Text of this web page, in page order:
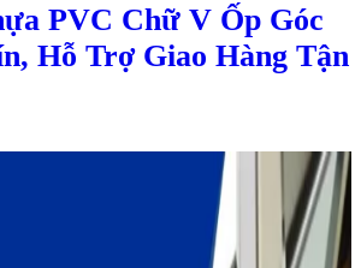
PVC Chữ V Ốp Góc
Hỗ Trợ Giao Hàng Tận